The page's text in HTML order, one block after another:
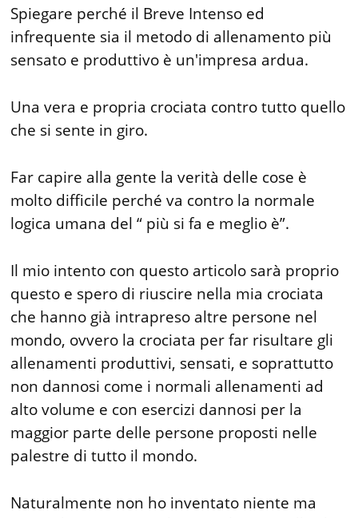
Spiegare perché il Breve Intenso ed
infrequente sia il metodo di allenamento più
sensato e produttivo è un'impresa ardua.
Una vera e propria crociata contro tutto quello
che si sente in giro.
Far capire alla gente la verità delle cose è
molto difficile perché va contro la normale
logica umana del “ più si fa e meglio è”.
Il mio intento con questo articolo sarà proprio
questo e spero di riuscire nella mia crociata
che hanno già intrapreso altre persone nel
mondo, ovvero la crociata per far risultare gli
allenamenti produttivi, sensati, e soprattutto
non dannosi come i normali allenamenti ad
alto volume e con esercizi dannosi per la
maggior parte delle persone proposti nelle
palestre di tutto il mondo.
Naturalmente non ho inventato niente ma